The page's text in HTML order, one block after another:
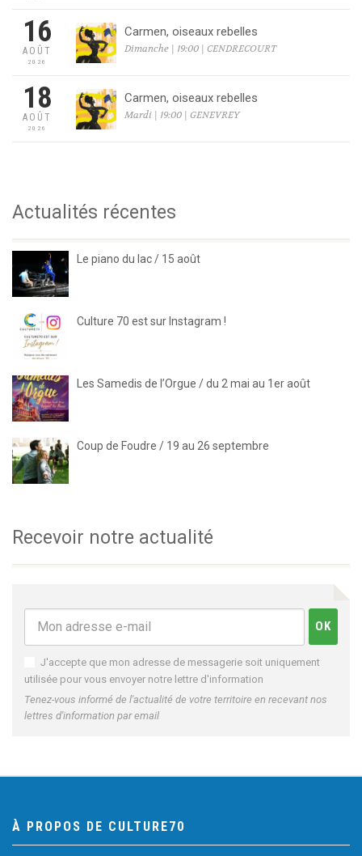
16
AOÛT
2026
Carmen, oiseaux rebelles
Dimanche | 19:00 | CENDRECOURT
18
AOÛT
2026
Carmen, oiseaux rebelles
Mardi | 19:00 | GENEVREY
Actualités récentes
Le piano du lac / 15 août
Culture 70 est sur Instagram !
Les Samedis de l’Orgue / du 2 mai au 1er août
Coup de Foudre / 19 au 26 septembre
Recevoir notre actualité
J'accepte que mon adresse de messagerie soit uniquement
utilisée pour vous envoyer notre lettre d'information
Tenez-vous informé de l'actualité de votre territoire en recevant nos
lettres d'information par email
À PROPOS DE CULTURE70